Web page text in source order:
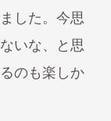
した。今思
いな、と思
のも楽しか